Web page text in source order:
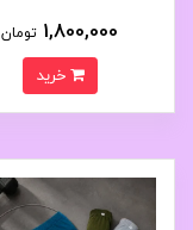
1,800,000 تومان
خرید